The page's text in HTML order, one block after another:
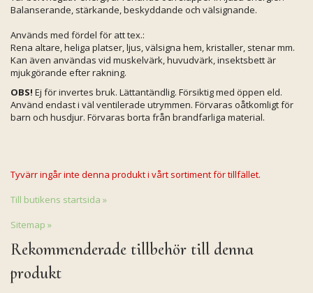
Balanserande, stärkande, beskyddande och välsignande.
Används med fördel för att tex.:
Rena altare, heliga platser, ljus, välsigna hem, kristaller, stenar mm.
Kan även användas vid muskelvärk, huvudvärk, insektsbett är
mjukgörande efter rakning.
OBS! Ej för invertes bruk. Lättantändlig. Försiktig med öppen eld.
Använd endast i väl ventilerade utrymmen. Förvaras oåtkomligt för
barn och husdjur. Förvaras borta från brandfarliga material.
Tyvärr ingår inte denna produkt i vårt sortiment för tillfället.
Till butikens startsida »
Sitemap »
Rekommenderade tillbehör till denna
produkt